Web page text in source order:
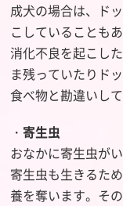
成犬の場合は、ド
こしていることもあ
消化不良を起こし
ま残っていたりド
食べ物と勘違いし
・ 寄生虫
おなかに寄生虫が
寄生虫も生きるた
養を奪います。そ